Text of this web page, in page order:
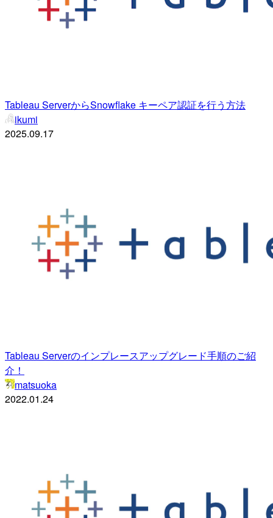
Tableau ServerからSnowflake キーペア認証を行う方法
ikumi
2025.09.17
Tableau Serverのインプレースアップグレード手順のご紹
介！
matsuoka
2022.01.24